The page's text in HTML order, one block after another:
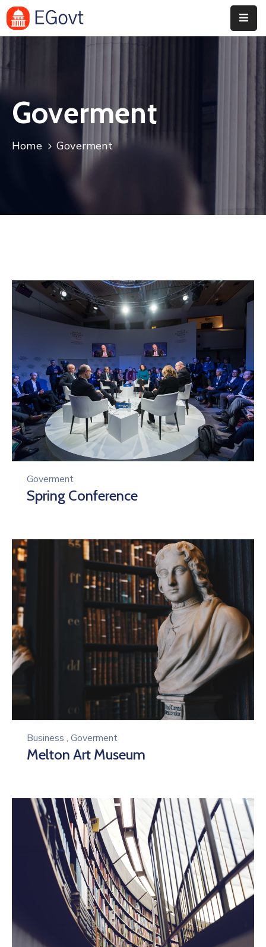
Primărie
De
Interes
Instituțională
Goverment
Home Goverment
Goverment
Spring Conference
Business , Goverment
Melton Art Museum